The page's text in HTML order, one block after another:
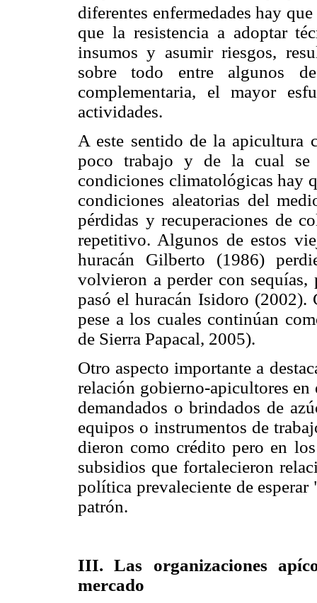
diferentes enfermedades hay
que la resistencia a adoptar
insumos y asumir riesgos,
sobre todo entre algunos
complementaria, el mayor
actividades.
A este sentido de la apicultura
poco trabajo y de la cual se
condiciones climatológicas hay
condiciones aleatorias del
pérdidas y recuperaciones de
repetitivo. Algunos de estos
huracán Gilberto (1986)
volvieron a perder con sequías,
pasó el huracán Isidoro (2002).
pese a los cuales continúan
de Sierra Papacal, 2005).
Otro aspecto importante a
relación gobierno-apicultores
demandados o brindados de
equipos o instrumentos de
dieron como crédito pero en
subsidios que fortalecieron
política prevaleciente de
patrón.
III. Las organizaciones
mercado